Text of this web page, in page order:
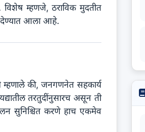
म्हणजे, ठराविक मुदतीत
देण्यात आला आहे.
ते म्हणाले की, जनगणनेत सहकार्य
तरतुदींनुसारच असून ती
सुनिश्चित करणे हाच एकमेव